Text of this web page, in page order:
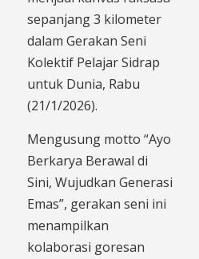
sepanjang 3 kilometer
dalam Gerakan Seni
Kolektif Pelajar Sidrap
untuk Dunia, Rabu
(21/1/2026).
Mengusung motto “Ayo
Berkarya Berawal di
Sini, Wujudkan Generasi
Emas”, gerakan seni ini
menampilkan
kolaborasi goresan